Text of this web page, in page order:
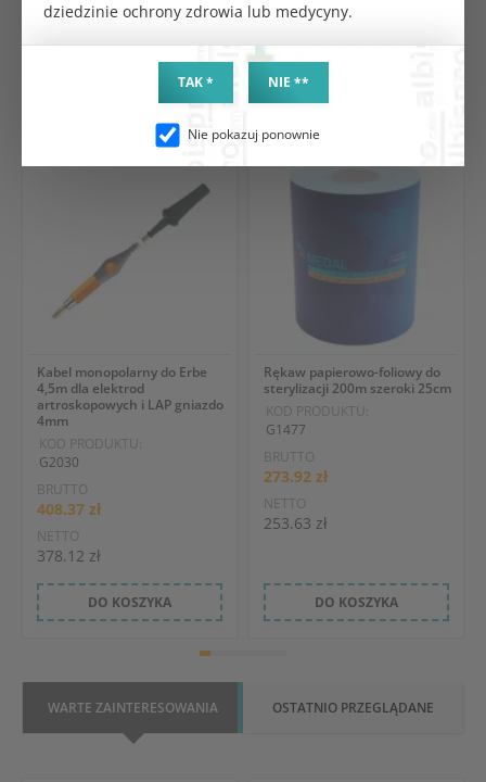
dziedzinie ochrony zdrowia lub medycyny.
TAK * NIE **
Nie pokazuj ponownie
PRODUKTY POWIĄZANE
Kabel monopolarny do Erbe
4,5m dla elektrod
artroskopowych i LAP gniazdo
4mm
KOD PRODUKTU:
G2030
BRUTTO
408.37 zł
NETTO
378.12 zł
DO KOSZYKA
Rękaw papierowo-foliowy do
sterylizacji 200m szeroki 25cm
KOD PRODUKTU:
G1477
BRUTTO
273.92 zł
NETTO
253.63 zł
DO KOSZYKA
WARTE ZAINTERESOWANIA OSTATNIO PRZEGLĄDANE